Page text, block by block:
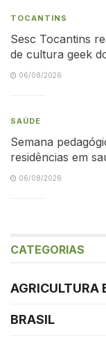
TOCANTINS
Sesc Tocantins
de cultura geek
06/08/2026
SAÚDE
Semana
residências em
06/08/2026
CATEGORIAS
AGRICULTURA
BRASIL